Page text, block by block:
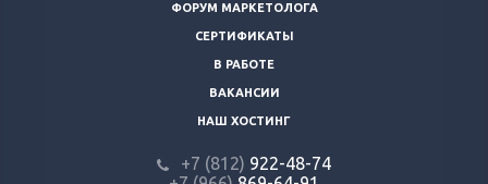
ФОРУМ МАРКЕТОЛОГА
СЕРТИФИКАТЫ
В РАБОТЕ
ВАКАНСИИ
НАШ ХОСТИНГ
+7 (812) 922-48-74